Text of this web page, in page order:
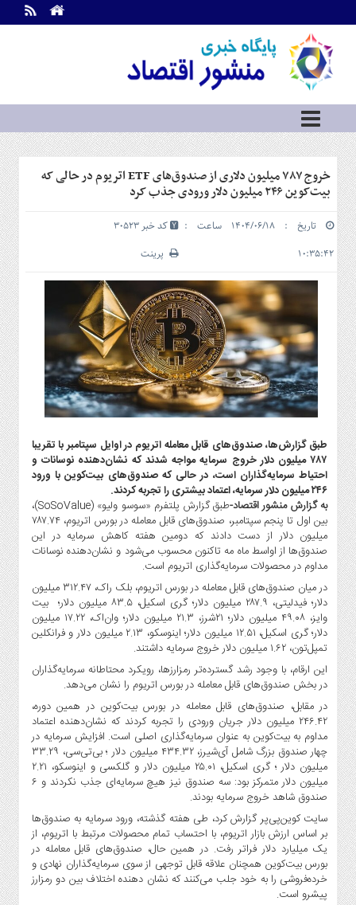
اطلاعات
تماس
ما
درباره
ما
سرویس
ها
خانه
سرمایه
و
بورس
مسکن
و
شهری
گاز
و
پتروشیمی
صنعت
و
خودرو
استارت
آپ
و
فن
آوری
بانک
،
بیمه
و
ارز
دیجیتال
کشاورزی
و
صنایع
غذایی
سیاسی
و
بین
الملل
نگاه
روز
گوناگون
خروج ۷۸۷ میلیون دلاری از صندوق‌های ETF اتریوم در حالی که
بیت‌کوین ۲۴۶ میلیون دلار ورودی جذب کرد
تاریخ : ۱۴۰۴/۰۶/۱۸ ساعت :
۱۰:۳۵:۴۲
کد خبر 30523
پرینت
طبق گزارش‌ها، صندوق‌های قابل معامله اتریوم در اوایل سپتامبر با تقریبا
۷۸۷ میلیون دلار خروج سرمایه مواجه شدند که نشان‌دهنده نوسانات و
احتیاط سرمایه‌گذاران است، در حالی که صندوق‌های بیت‌کوین با ورود
۲۴۶ میلیون دلار سرمایه، اعتماد بیشتری را تجربه کردند.
به گزارش منشور اقتصاد-
طبق گزارش پلتفرم «سوسو ولیو» (SoSoValue)،
بین اول تا پنجم سپتامبر، صندوق‌های قابل معامله در بورس اتریوم، ۷۸۷.۷۴
میلیون دلار از دست دادند که دومین هفته کاهش سرمایه در این
صندوق‌ها از اواسط ماه مه تاکنون محسوب می‌شود و نشان‌دهنده نوسانات
مداوم در محصولات سرمایه‌گذاری اتریوم است.
در میان صندوق‌های قابل معامله در بورس اتریوم، بلک راک، ۳۱۲.۴۷ میلیون
دلار؛ فیدلیتی، ۲۸۷.۹ میلیون دلار؛ گری اسکیل، ۸۳.۵ میلیون دلار؛ بیت
وایز، ۴۹.۰۸ میلیون دلار؛ ۲۱شرز، ۲۱.۳ میلیون دلار؛ وان‌اک، ۱۷.۲۲ میلیون
دلار؛ گری اسکیل، ۱۲.۵۱ میلیون دلار؛ اینوسکو، ۲.۱۳ میلیون دلار و فرانکلین
تمپل‌تون، ۱.۶۲ میلیون دلار خروج سرمایه داشتند.
این ارقام، با وجود رشد گسترده‌تر رمزارزها، رویکرد محتاطانه سرمایه‌گذاران
در بخش صندوق‌های قابل معامله در بورس اتریوم را نشان می‌دهد.
در مقابل، صندوق‌های قابل معامله در بورس بیت‌کوین در همین دوره،
۲۴۶.۴۲ میلیون دلار جریان ورودی را تجربه کردند که نشان‌دهنده اعتماد
مداوم به بیت‌کوین به عنوان سرمایه‌گذاری اصلی است. افزایش سرمایه در
چهار صندوق بزرگ شامل آی‌شیرز، ۴۳۴.۳۲ میلیون دلار ؛ بی‌تی‌سی، ۳۳.۲۹
میلیون دلار ؛ گری اسکیل، ۲۵.۰۱ میلیون دلار و گلکسی و اینوسکو، ۲.۲۱
میلیون دلار متمرکز بود: سه صندوق نیز هیچ سرمایه‌ای جذب نکردند و ۶
صندوق شاهد خروج سرمایه بودند.
سایت کوین‌پی‌پر گزارش کرد، طی هفته گذشته، ورود سرمایه به صندوق‌ها
بر اساس ارزش بازار اتریوم، با احتساب تمام محصولات مرتبط با اتریوم، از
یک میلیارد دلار فراتر رفت. در همین حال، صندوق‌های قابل معامله در
بورس بیت‌کوین همچنان علاقه قابل توجهی از سوی سرمایه‌گذاران نهادی و
خرده‌فروشی را به خود جلب می‌کنند که نشان دهنده اختلاف بین دو رمزارز
پیشرو است.